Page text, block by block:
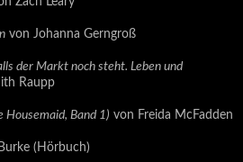
von Johanna Gerngroß
der Markt noch steht. Leben und
Raupp
Housemaid, Band 1) von Freida McFadden
(Hörbuch)